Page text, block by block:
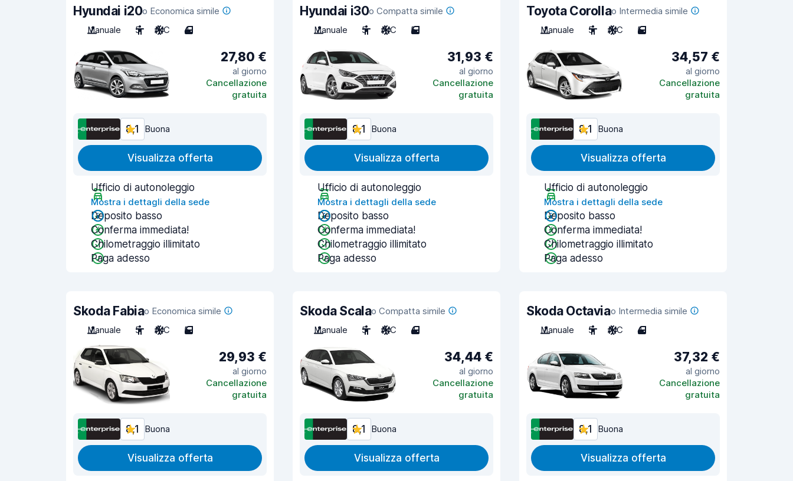
Hyundai i20o Economica simile
Manuale
5 A/C 4
27,80 €
al giorno
Cancellazione
gratuita
8,1 Buona
Visualizza offerta
Ufficio di autonoleggio
Mostra i dettagli della sede
Deposito basso
Conferma immediata!
Chilometraggio illimitato
Paga adesso
Hyundai i30o Compatta simile
Manuale
5 A/C 5
31,93 €
al giorno
Cancellazione
gratuita
8,1 Buona
Visualizza offerta
Ufficio di autonoleggio
Mostra i dettagli della sede
Deposito basso
Conferma immediata!
Chilometraggio illimitato
Paga adesso
Toyota Corollao Intermedia simile
Manuale
5 A/C 5
34,57 €
al giorno
Cancellazione
gratuita
8,1 Buona
Visualizza offerta
Ufficio di autonoleggio
Mostra i dettagli della sede
Deposito basso
Conferma immediata!
Chilometraggio illimitato
Paga adesso
Skoda Fabiao Economica simile
Manuale
5 A/C 5
29,93 €
al giorno
Cancellazione
gratuita
8,1 Buona
Visualizza offerta
Skoda Scalao Compatta simile
Manuale
5 A/C 4
34,44 €
al giorno
Cancellazione
gratuita
8,1 Buona
Visualizza offerta
Skoda Octaviao Intermedia simile
Manuale
5 A/C 4
37,32 €
al giorno
Cancellazione
gratuita
8,1 Buona
Visualizza offerta